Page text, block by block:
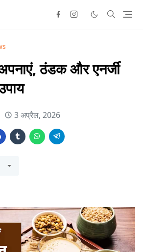
अपनाएं, ठंडक और एनर्जी
3 अप्रैल, 2026